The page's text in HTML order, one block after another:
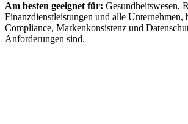
Am besten geeignet für: Gesundheitswesen,
Finanzdienstleistungen und alle Unternehmen,
Compliance, Markenkonsistenz und
Anforderungen sind.